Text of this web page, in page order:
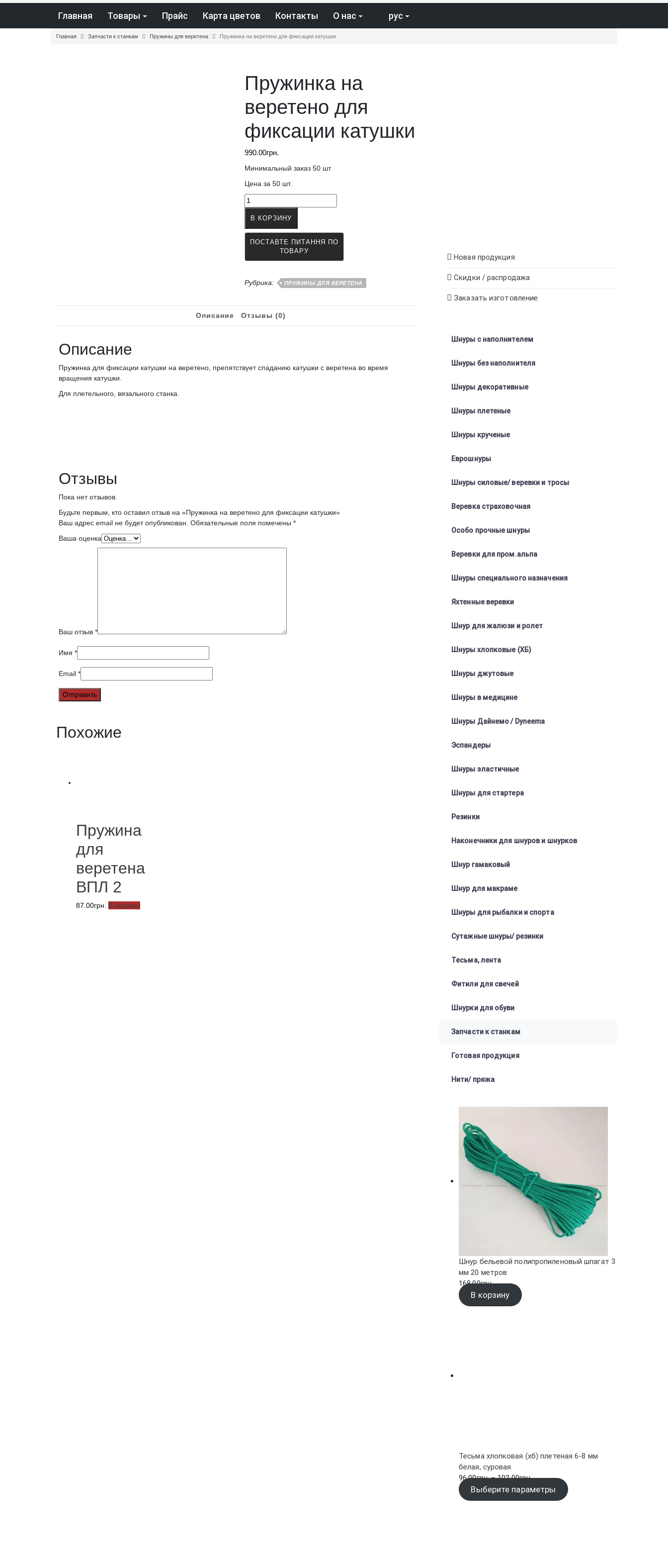
Главная Товары Прайс Карта цветов Контакты О нас рус
Главная Запчасти к станкам Пружины для веретена Пружинка на веретено для фиксации катушки
Пружинка на
веретено для
фиксации катушки
990.00грн.
Минимальный заказ 50 шт
Цена за 50 шт.
Количество
товара
Пружинка
на
веретено
фиксации
В КОРЗИНУ
Рубрика: ПРУЖИНЫ ДЛЯ ВЕРЕТЕНА
Описание Отзывы (0)
Описание
Пружинка для фиксации катушки на веретено, препятствует спаданию катушки с веретена во время
вращения катушки.
Для плетельного, вязального станка.
Отзывы
Пока нет отзывов.
Будьте первым, кто оставил отзыв на «Пружинка на веретено для фиксации катушки»
Ваш адрес email не будет опубликован. Обязательные поля помечены *
Ваша оценка
Ваш отзыв *
Имя *
Email *
Похожие
Пружина
для
веретена
ВПЛ 2
87.00грн. В корзину
Новая продукция
Скидки / распродажа
Заказать изготовление
Шнуры с наполнителем
Шнуры без наполнителя
Шнуры декоративные
Шнуры плетеные
Шнуры крученые
Еврошнуры
Шнуры силовые/ веревки и тросы
Веревка страховочная
Особо прочные шнуры
Веревки для пром.альпа
Шнуры специального назначения
Яхтенные веревки
Шнур для жалюзи и ролет
Шнуры хлопковые (ХБ)
Шнуры джутовые
Шнуры в медицине
Шнуры Дайнемо / Dyneema
Эспандеры
Шнуры эластичные
Шнуры для стартера
Резинки
Наконечники для шнуров и шнурков
Шнур гамаковый
Шнур для макраме
Шнуры для рыбалки и спорта
Сутажные шнуры/ резинки
Тесьма, лента
Фитили для свечей
Шнурки для обуви
Запчасти к станкам
Готовая продукция
Нити/ пряжа
Шнур бельевой полипропиленовый шпагат 3
мм 20 метров
168.00грн.
В корзину
Тесьма хлопковая (хб) плетеная 6-8 мм
белая, суровая
96.00грн. – 102.00грн.Диапазон
цен:
96.00грн.
Выберите параметры